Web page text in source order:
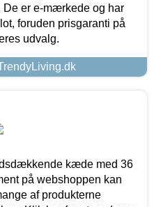
De er e-mærkede og har
foruden prisgaranti på
udvalg.
kæde med 36
på webshoppen kan
af produkterne